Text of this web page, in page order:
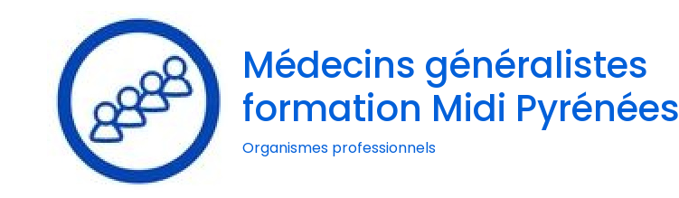
Médecins généralistes
formation Midi Pyrénées
Organismes professionnels